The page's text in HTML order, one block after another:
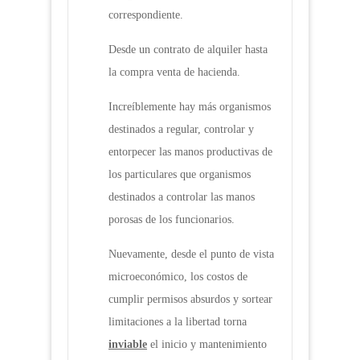
correspondiente.
Desde un contrato de alquiler hasta
la compra venta de hacienda.
Increíblemente hay más organismos
destinados a regular, controlar y
entorpecer las manos productivas de
los particulares que organismos
destinados a controlar las manos
porosas de los funcionarios.
Nuevamente, desde el punto de vista
microeconómico, los costos de
cumplir permisos absurdos y sortear
limitaciones a la libertad torna
inviable el inicio y mantenimiento